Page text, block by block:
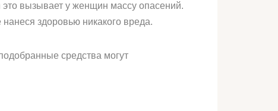
это вызывает у женщин массу опасений.
здоровью никакого вреда.
средства могут